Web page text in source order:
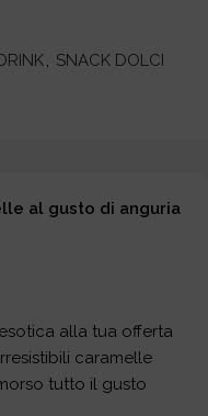
SNACK DOLCI
al gusto di anguria
alla tua offerta
caramelle
tutto il gusto